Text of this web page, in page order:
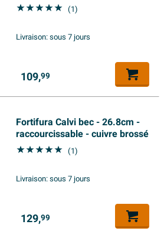
(1)
Livraison:sous 7 jours
109,99
Fortifura Calvi bec - 26.8cm -
raccourcissable - cuivre brossé
(1)
Livraison:sous 7 jours
129,99